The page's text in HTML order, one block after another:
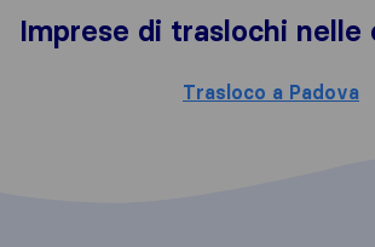
Imprese di traslochi
Trasloco a Padova